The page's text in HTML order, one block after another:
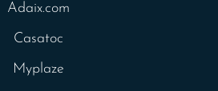
Adaix.com
Casatoc
Myplaze